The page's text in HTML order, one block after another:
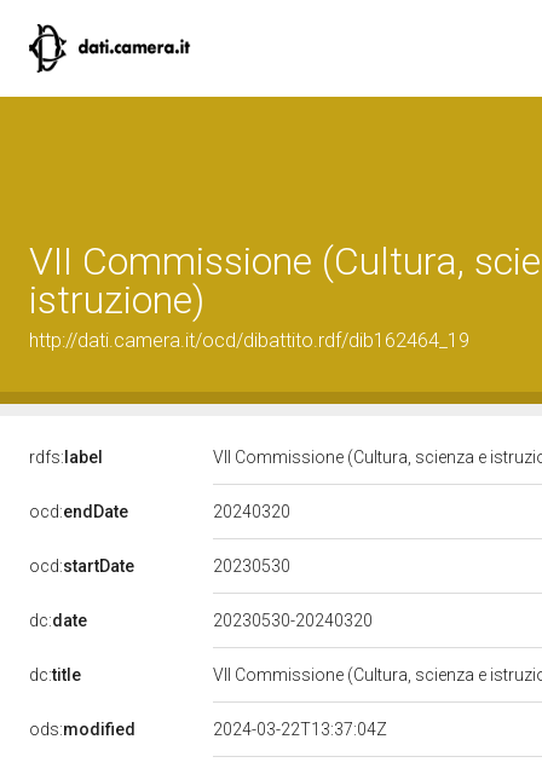
VII Commissione (Cultura,
istruzione)
http://dati.camera.it/ocd/dibattito.rdf/dib162464_19
rdfs: label VII Commissione (Cultura, scienza e
ocd:endDate 20240320
ocd:startDate 20230530
dc:date 20230530-20240320
dc:title VII Commissione (Cultura, scienza e
ods:modified 2024-03-22T13:37:04Z